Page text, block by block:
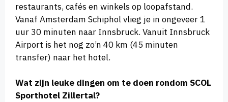
restaurants, cafés en winkels op loopafstand.
Vanaf Amsterdam Schiphol vlieg je in ongeveer 1
uur 30 minuten naar Innsbruck. Vanuit Innsbruck
Airport is het nog zo’n 40 km (45 minuten
transfer) naar het hotel.
Wat zijn leuke dingen om te doen rondom SCOL
Sporthotel Zillertal?